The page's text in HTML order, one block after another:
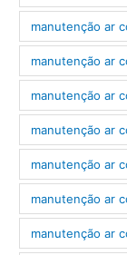
manutenção ar
manutenção ar
manutenção ar
manutenção ar
manutenção ar
manutenção ar
manutenção ar